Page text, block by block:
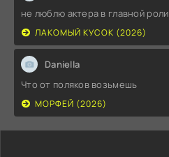
не люблю актера в главной роли
ЛАКОМЫЙ КУСОК (2026)
Daniella
Что от поляков возьмешь
МОРФЕЙ (2026)